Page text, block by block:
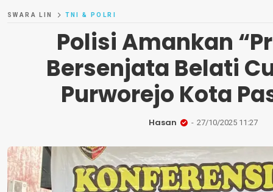
SWARA LIN TNI & POLRI
Polisi Amankan
Bersenjata Belati
Purworejo Kota
Hasan 27/10/2025 11:27